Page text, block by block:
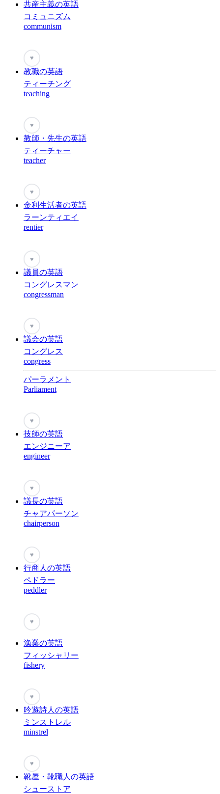
共産主義の英語
コミュニズム
communism
♥
教職の英語
ティーチング
teaching
♥
教師・先生の英語
ティーチャー
teacher
♥
金利生活者の英語
ラーンティエイ
rentier
♥
議員の英語
コングレスマン
congressman
♥
議会の英語
コングレス
congress
パーラメント
Parliament
♥
技師の英語
エンジニーア
engineer
♥
議長の英語
チャアパーソン
chairperson
♥
行商人の英語
ペドラー
peddler
♥
漁業の英語
フィッシャリー
fishery
♥
吟遊詩人の英語
ミンストレル
minstrel
♥
靴屋・靴職人の英語
シューストア